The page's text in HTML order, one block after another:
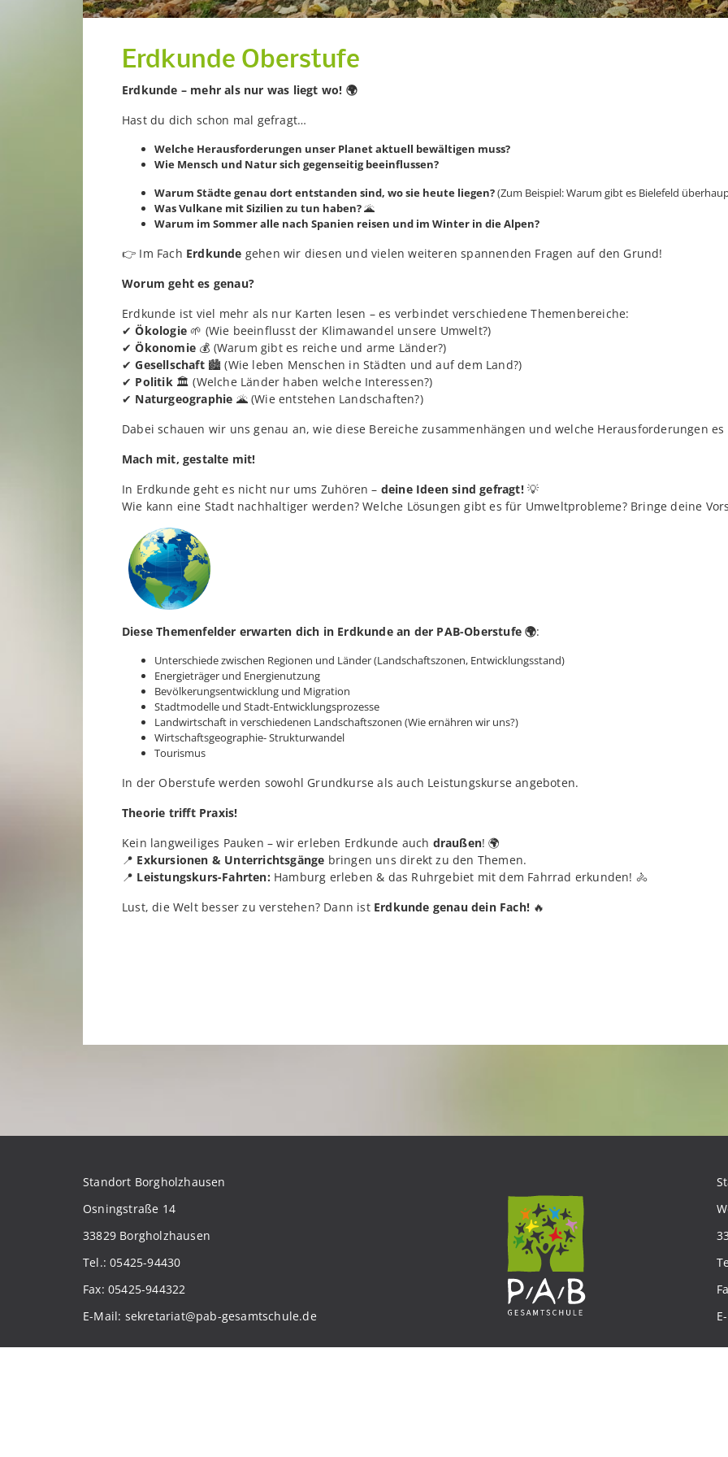
Erdkunde Oberstufe
Erdkunde – mehr als nur was liegt wo! 🌍
Hast du dich schon mal gefragt…
Welche Herausforderungen unser Planet aktuell bewältigen muss?
Wie Mensch und Natur sich gegenseitig beeinflussen?
Warum Städte genau dort entstanden sind, wo sie heute liegen?(Zum Beispiel: Warum gibt es Bielefeld
Was Vulkane mit Sizilien zu tun haben?🌋
Warum im Sommer alle nach Spanien reisen und im Winter in die Alpen?
👉 Im Fach Erdkunde gehen wir diesen und vielen weiteren spannenden Fragen auf den Grund!
Worum geht es genau?
Erdkunde ist viel mehr als nur Karten lesen – es verbindet verschiedene Themenbereiche:
✔Ökologie 🌱 (Wie beeinflusst der Klimawandel unsere Umwelt?)
✔Ökonomie 💰 (Warum gibt es reiche und arme Länder?)
✔Gesellschaft🏙 (Wie leben Menschen in Städten und auf dem Land?)
✔ Politik🏛 (Welche Länder haben welche Interessen?)
✔ Naturgeographie 🌋 (Wie entstehen Landschaften?)
Dabei schauen wir uns genau an, wie diese Bereiche zusammenhängen und welche Herausforderungen
Mach mit, gestalte mit!
In Erdkunde geht es nicht nur ums Zuhören – deine Ideen sind gefragt!💡
Wie kann eine Stadt nachhaltiger werden? Welche Lösungen gibt es für Umweltprobleme? Bringe deine
Diese Themenfelder erwarten dich in Erdkunde an der PAB-Oberstufe 🌍:
Unterschiede zwischen Regionen und Länder (Landschaftszonen, Entwicklungsstand)
Energieträger und Energienutzung
Bevölkerungsentwicklung und Migration
Stadtmodelle und Stadt-Entwicklungsprozesse
Landwirtschaft in verschiedenen Landschaftszonen (Wie ernähren wir uns?)
Wirtschaftsgeographie- Strukturwandel
Tourismus
In der Oberstufe werden sowohl Grundkurse als auch Leistungskurse angeboten.
Theorie trifft Praxis!
Kein langweiliges Pauken – wir erleben Erdkunde auch draußen! 🌍
📍 Exkursionen & Unterrichtsgänge bringen uns direkt zu den Themen.
📍 Leistungskurs-Fahrten: Hamburg erleben & das Ruhrgebiet mit dem Fahrrad erkunden! 🚴
Lust, die Welt besser zu verstehen? Dann ist Erdkunde genau dein Fach! 🔥
Standort Borgholzhausen
Osningstraße 14
33829 Borgholzhausen
Tel.: 05425-94430
Fax: 05425-944322
E-Mail: sekretariat@pab-gesamtschule.de